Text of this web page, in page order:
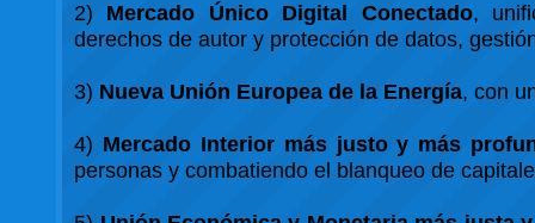
2) Mercado Único Digital Conectado,
derechos de autor y protección de datos,
3) Nueva Unión Europea de la Energía, con
4) Mercado Interior más justo y más
personas y combatiendo el blanqueo de